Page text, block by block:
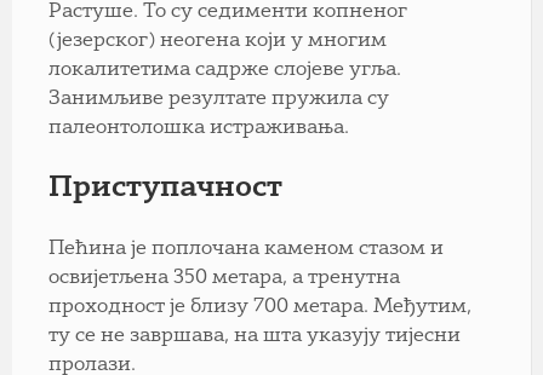
Растуше. То су седименти копненог
(језерског) неогена који у многим
локалитетима садрже слојеве угља.
Занимљиве резултате пружила су
палеонтолошка истраживања.
Приступачност
Пећина је поплочана каменом стазом и
освијетљена 350 метара, а тренутна
проходност је близу 700 метара. Међутим,
ту се не завршава, на шта указују тијесни
пролази.